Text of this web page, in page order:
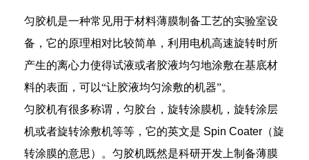
匀胶机是一种常见用于材料薄膜制备工艺的实验室设
备，它的原理相对比较简单，利用电机高速旋转时所
产生的离心力使得试液或者胶液均匀地涂敷在基底材
料的表面，可以“让胶液均匀涂敷的机器”。
匀胶机有很多称谓，匀胶台，旋转涂膜机，旋转涂层
机或者旋转涂敷机等等，它的英文是 Spin Coater （旋
转涂膜的意思）。 匀胶机既然是科研开发上制备薄膜